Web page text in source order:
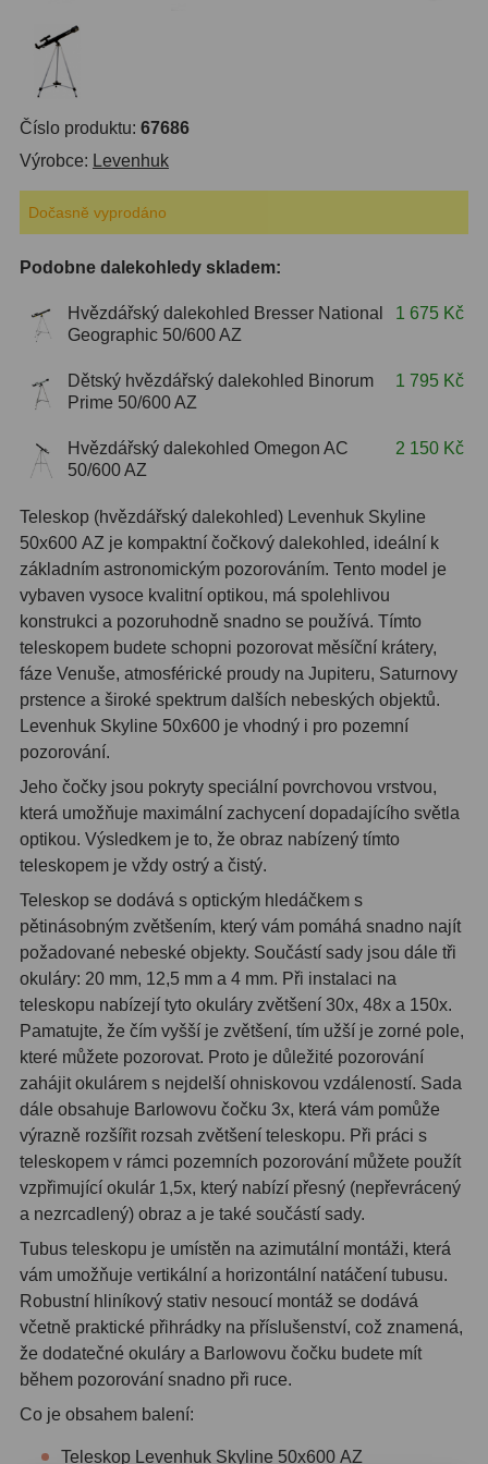
S mřížkou
Speciální
Ostatní29
Barlow65
Filtry180
Měsíční a Polarizační24
Sluneční42
Mlhovinové 14
OIII 3
SII2
Planetární6
Proti světelnému znečištění
Barevné66
AstroFoto284
Planetární kamery20
Deep-Sky kamery 28
Guiding kamery14
T-kroužky16
Adaptéry projekční
Adaptéry T239
Adaptéry M4833
Filtry L-RGB7
Filtry Block10
Filtry Clip5
Filtry CCD Hα, OIII7
Filtrová kola a rámy16
Rovnače a reduktory13
Zaostření11
Číslo produktu: 67686
Výrobce: Levenhuk
Dočasně vyprodáno
Podobne dalekohledy skladem:
Hvězdářský dalekohled Bresser National
Geographic 50/600 AZ
1 675 Kč
Dětský hvězdářský dalekohled Binorum
Prime 50/600 AZ
1 795 Kč
Hvězdářský dalekohled Omegon AC
50/600 AZ
2 150 Kč
Teleskop (hvězdářský dalekohled) Levenhuk Skyline
50х600 AZ je kompaktní čočkový dalekohled, ideální k
základním astronomickým pozorováním. Tento model je
vybaven vysoce kvalitní optikou, má spolehlivou
konstrukci a pozoruhodně snadno se používá. Tímto
teleskopem budete schopni pozorovat měsíční krátery,
fáze Venuše, atmosférické proudy na Jupiteru, Saturnovy
prstence a široké spektrum dalších nebeských objektů.
Levenhuk Skyline 50х600 je vhodný i pro pozemní
pozorování.
Jeho čočky jsou pokryty speciální povrchovou vrstvou,
která umožňuje maximální zachycení dopadajícího světla
optikou. Výsledkem je to, že obraz nabízený tímto
teleskopem je vždy ostrý a čistý.
Teleskop se dodává s optickým hledáčkem s
pětinásobným zvětšením, který vám pomáhá snadno najít
požadované nebeské objekty. Součástí sady jsou dále tři
okuláry: 20 mm, 12,5 mm a 4 mm. Při instalaci na
teleskopu nabízejí tyto okuláry zvětšení 30x, 48x a 150x.
Pamatujte, že čím vyšší je zvětšení, tím užší je zorné pole,
které můžete pozorovat. Proto je důležité pozorování
zahájit okulárem s nejdelší ohniskovou vzdáleností. Sada
dále obsahuje Barlowovu čočku 3x, která vám pomůže
výrazně rozšířit rozsah zvětšení teleskopu. Při práci s
teleskopem v rámci pozemních pozorování můžete použít
vzpřimující okulár 1,5x, který nabízí přesný (nepřevrácený
a nezrcadlený) obraz a je také součástí sady.
Tubus teleskopu je umístěn na azimutální montáži, která
vám umožňuje vertikální a horizontální natáčení tubusu.
Robustní hliníkový stativ nesoucí montáž se dodává
včetně praktické přihrádky na příslušenství, což znamená,
že dodatečné okuláry a Barlowovu čočku budete mít
během pozorování snadno při ruce.
Co je obsahem balení:
Teleskop Levenhuk Skyline 50х600 AZ